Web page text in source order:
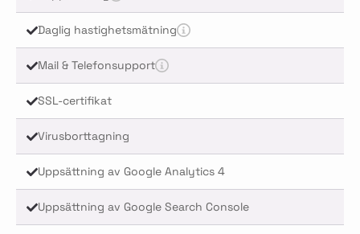
Daglig hastighetsmätning
Mail & Telefonsupport
SSL-certifikat
Virusborttagning
Uppsättning av Google Analytics 4
Uppsättning av Google Search Console